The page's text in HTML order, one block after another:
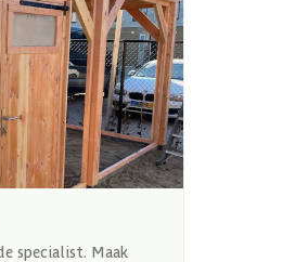
specialist. Maak